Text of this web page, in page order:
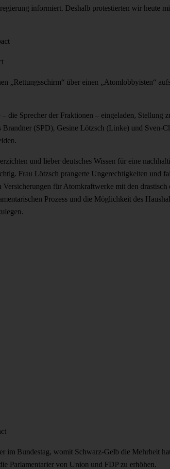
informiert. Deshalb protestierten wir heute
„Rettungsschirm“ über einen „Atomlobbyisten“
die Sprecher der Fraktionen – eingeladen, Stellung
(SPD), Gesine Lötzsch (Linke) und Sven-
und lieber deutsches Wissen für eine
Frau Lötzsch prangerte Ungerechtigkeiten und
für Atomkraftwerke mit den
Prozess und die Möglichkeit des
im Bundestag, womit Schwarz-Gelb die Mehrheit
Parlamentarier von Union und FDP zu erhöhen.